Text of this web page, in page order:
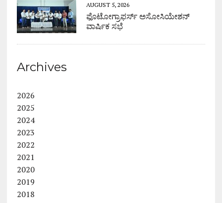
AUGUST 5, 2026
ಫೊಟೋಗ್ರಾಫರ್ಸ್ ಅಸೋಸಿಯೇಶನ್
ವಾರ್ಷಿಕ ಸಭೆ
Archives
2026
2025
2024
2023
2022
2021
2020
2019
2018